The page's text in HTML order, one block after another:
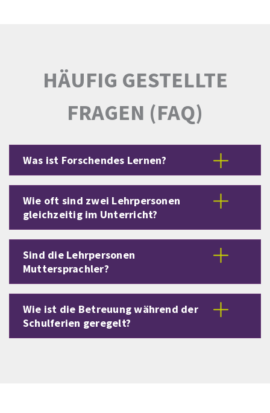
HÄUFIG GESTELLTE
FRAGEN (FAQ)
Was ist Forschendes Lernen?
Wie oft sind zwei Lehrpersonen
gleichzeitig im Unterricht?
Sind die Lehrpersonen
Muttersprachler?
Wie ist die Betreuung während der
Schulferien geregelt?